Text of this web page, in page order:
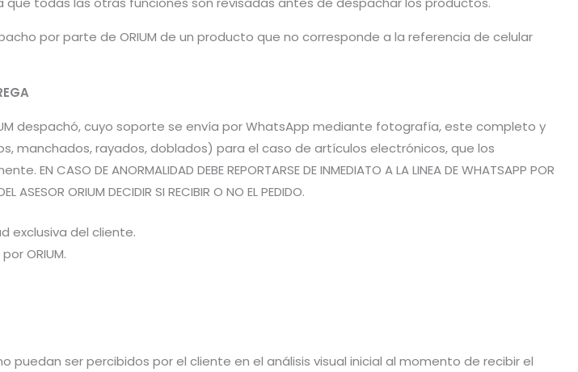
por parte de ORIUM de un producto que no corresponde a la referencia de celular
despachó, cuyo soporte se envía por WhatsApp mediante fotografía, este completo y
rayados, doblados) para el caso de artículos electrónicos, que los
DE ANORMALIDAD DEBE REPORTARSE DE INMEDIATO A LA LINEA DE WHATSAPP POR
ASESOR ORIUM DECIDIR SI RECIBIR O NO EL PEDIDO.
exclusiva del cliente.
ORIUM.
puedan ser percibidos por el cliente en el análisis visual inicial al momento de recibir el